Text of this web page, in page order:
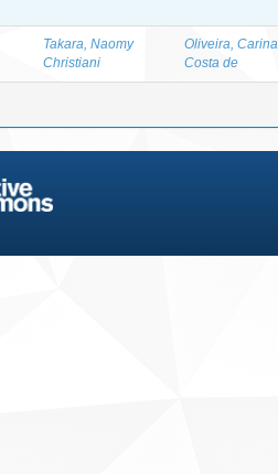
Takara, Naomy
Christiani
Oliveira, Carina
Costa de